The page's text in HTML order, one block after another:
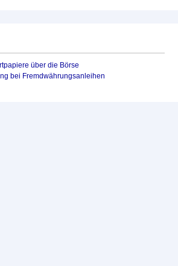
über die Börse
bei Fremdwährungsanleihen